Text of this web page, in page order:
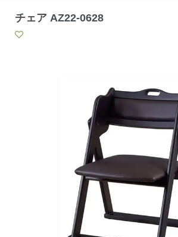
チェア AZ22-0628